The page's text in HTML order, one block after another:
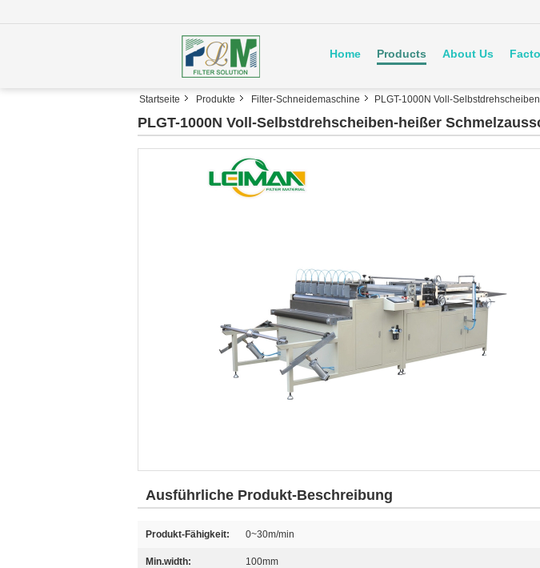
Home Products About Us
Startseite Produkte Filter-Schneidemaschine PLGT-1000N Voll-
PLGT-1000N Voll-Selbstdrehscheiben-heißer
Ausführliche Produkt-Beschreibung
Produkt-Fähigkeit: 0~30m/min
Min.width: 100mm